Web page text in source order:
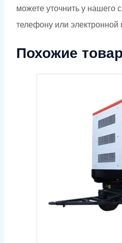
можете уточнить у нашего
телефону или электронной
Похожие